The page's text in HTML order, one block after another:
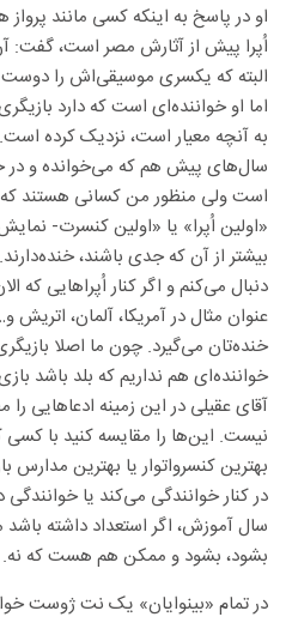
او در پاسخ به اینکه کسی مانند پرواز
اُپرا پیش از آثارش مصر است، گفت: آن
البته که یکسری موسیقی‌اش را
اما او خواننده‌ای است که دارد
به آنچه معیار است، نزدیک کرده است.
سال‌های پیش هم که می‌خوانده و در
است ولی منظور من کسانی هستند
«اولین اُپرا» یا «اولین کنسرت-
بیشتر از آن که جدی باشند،
دنبال می‌کنم و اگر کنار اُپراهایی که
عنوان مثال در آمریکا، آلمان،
خنده‌تان می‌گیرد. چون ما اصلا
خواننده‌ای هم نداریم که بلد باشد
آقای عقیلی در این زمینه ادعاهایی
نیست. این‌ها را مقایسه کنید با
بهترین کنسرواتوار یا بهترین
در کنار خوانندگی می‌کند یا
سال آموزش، اگر استعداد داشته
بشود، بشود و ممکن هم هست که نه.
در تمام «بینوایان» یک نت ژوست